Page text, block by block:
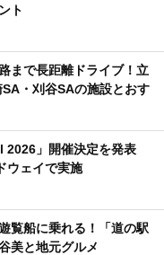
ト
まで長距離ドライブ！立
・刈谷SAの施設とおす
2026」開催決定を発表
ウェイで実施
覧船に乗れる！「道の駅
美と地元グルメ